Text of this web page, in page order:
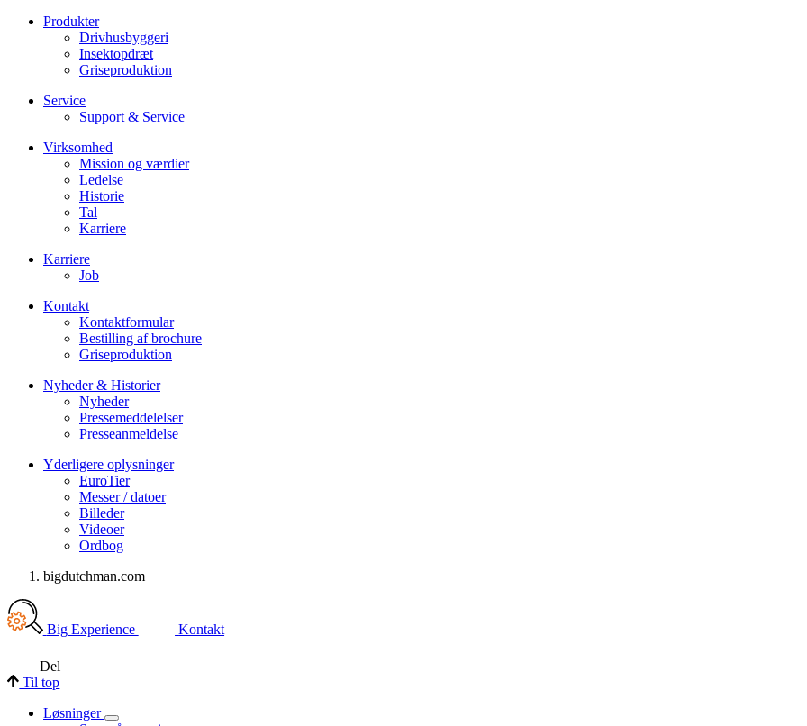
Produkter
Drivhusbyggeri
Insektopdræt
Griseproduktion
Service
Support & Service
Virksomhed
Mission og værdier
Ledelse
Historie
Tal
Karriere
Karriere
Job
Kontakt
Kontaktformular
Bestilling af brochure
Griseproduktion
Nyheder & Historier
Nyheder
Pressemeddelelser
Presseanmeldelse
Yderligere oplysninger
EuroTier
Messer / datoer
Billeder
Videoer
Ordbog
bigdutchman.com
Big Experience Kontakt
Del
Til top
Løsninger